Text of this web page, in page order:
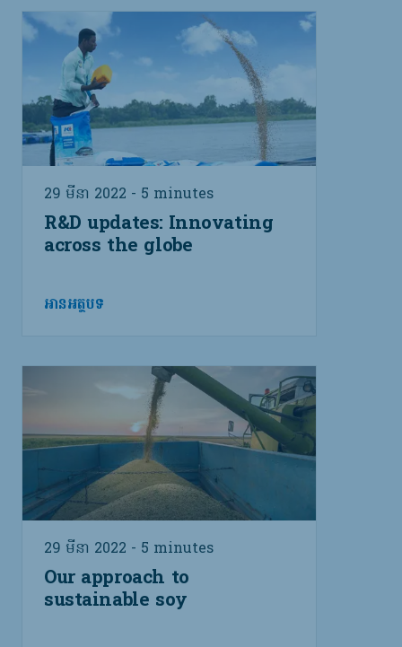
29 មីនា 2022 - 5 minutes
R&D updates: Innovating
across the globe
អានអត្ថបទ
29 មីនា 2022 - 5 minutes
Our approach to
sustainable soy